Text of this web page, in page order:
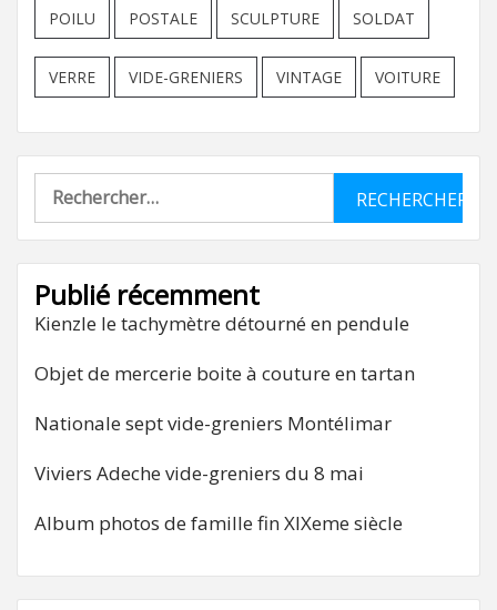
POILU POSTALE SCULPTURE SOLDAT
VERRE VIDE-GRENIERS VINTAGE VOITURE
Rechercher :
Publié récemment
Kienzle le tachymètre détourné en pendule
Objet de mercerie boite à couture en tartan
Nationale sept vide-greniers Montélimar
Viviers Adeche vide-greniers du 8 mai
Album photos de famille fin XIXeme siècle